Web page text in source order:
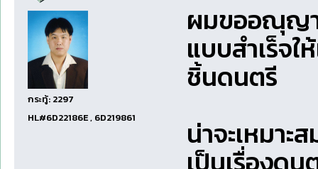
กระทู้: 2297
HL#6D22186E , 6D219861
ผมขออณุญา
แบบสำเร็จ
ชิ้นดนตรี
น่าจะเหมาะ